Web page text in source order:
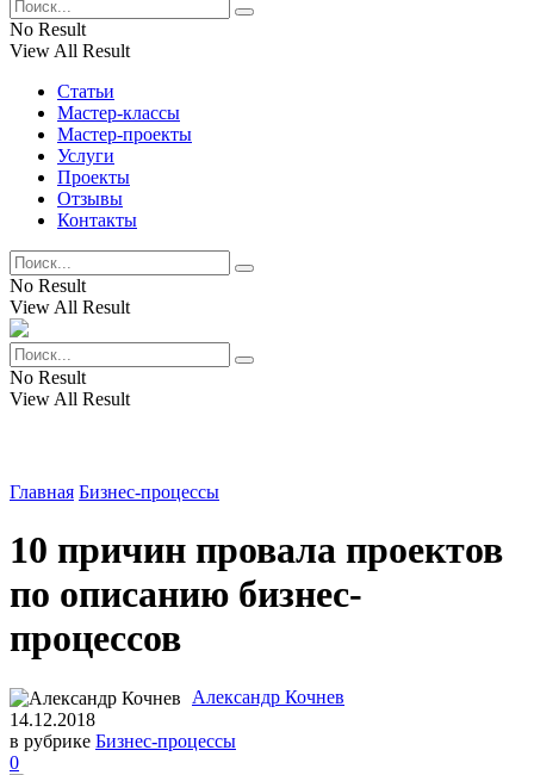
No Result
View All Result
Статьи
Мастер-классы
Мастер-проекты
Услуги
Проекты
Отзывы
Контакты
No Result
View All Result
No Result
View All Result
Главная Бизнес-процессы
10 причин провала проектов
по описанию бизнес-
процессов
Александр Кочнев
14.12.2018
в рубрике Бизнес-процессы
0